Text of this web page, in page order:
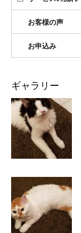
お客様の声
お申込み
ギャラリー